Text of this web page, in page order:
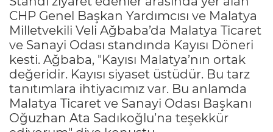
CHP Genel Başkan Yardımcısı ve Malatya
Milletvekili Veli Ağbaba’da Malatya Ticaret
ve Sanayi Odası standında Kayısı Döneri
kesti. Ağbaba, "Kayısı Malatya’nın ortak
değeridir. Kayısı siyaset üstüdür. Bu tarz
tanıtımlara ihtiyacımız var. Bu anlamda
Malatya Ticaret ve Sanayi Odası Başkanı
Oğuzhan Ata Sadıkoğlu’na teşekkür